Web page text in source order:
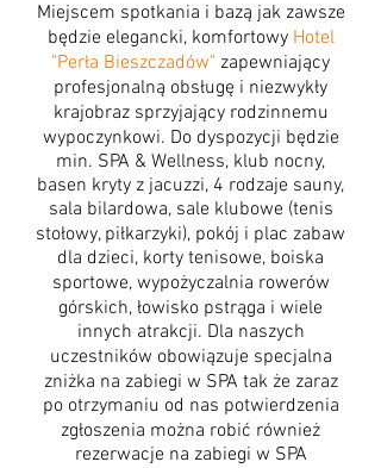
Miejscem spotkania i bazą jak zawsze
będzie elegancki, komfortowy Hotel
"Perła Bieszczadów" zapewniający
profesjonalną obsługę i niezwykły
krajobraz sprzyjający rodzinnemu
wypoczynkowi. Do dyspozycji będzie
min. SPA & Wellness, klub nocny,
basen kryty z jacuzzi, 4 rodzaje sauny,
sala bilardowa, sale klubowe (tenis
stołowy, piłkarzyki), pokój i plac zabaw
dla dzieci, korty tenisowe, boiska
sportowe, wypożyczalnia rowerów
górskich, łowisko pstrąga i wiele
innych atrakcji. Dla naszych
uczestników obowiązuje specjalna
zniżka na zabiegi w SPA tak że zaraz
po otrzymaniu od nas potwierdzenia
zgłoszenia można robić również
rezerwacje na zabiegi w SPA